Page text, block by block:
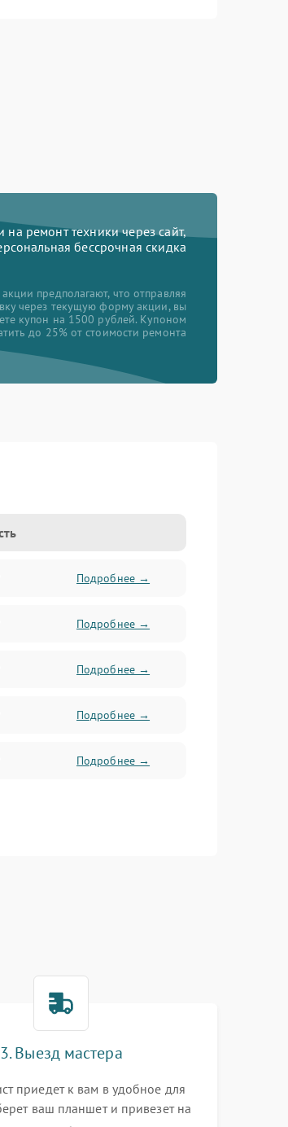
ремонт техники через сайт,
бессрочная скидка
предполагают, что отправляя
через текущую форму акции, вы
купон на 1500 рублей. Купоном
до 25% от стоимости ремонта
Подробнее →
Подробнее →
Подробнее →
Подробнее →
Подробнее →
3. Выезд мастера
приедет к вам в удобное для
ваш планшет и привезет на